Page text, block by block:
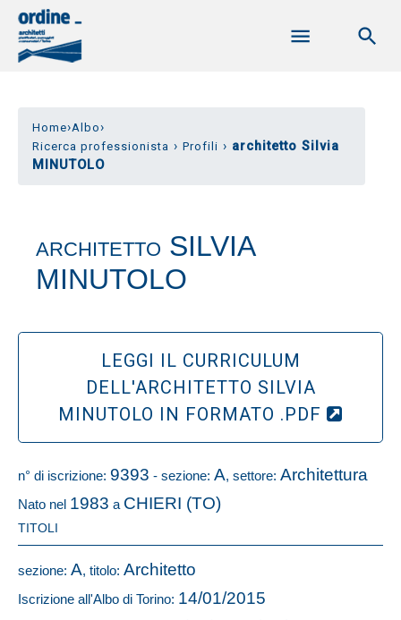
Home›Albo›
Ricerca professionista › Profili › architetto Silvia
MINUTOLO
ARCHITETTO SILVIA
MINUTOLO
LEGGI IL CURRICULUM
DELL'ARCHITETTO SILVIA
MINUTOLO IN FORMATO .PDF
n° di iscrizione: 9393 - sezione: A, settore: Architettura
Nato nel 1983 a CHIERI (TO)
TITOLI
sezione: A, titolo: Architetto
Iscrizione all'Albo di Torino: 14/01/2015